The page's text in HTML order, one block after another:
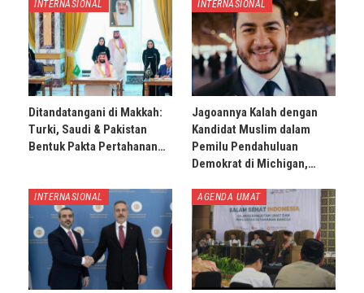
INTERNASIONAL
Ditandatangani di Makkah:
Turki, Saudi & Pakistan
Bentuk Pakta Pertahanan…
INTERNASIONAL
Jagoannya Kalah dengan
Kandidat Muslim dalam
Pemilu Pendahuluan
Demokrat di Michigan,…
INTERNASIONAL AGENDA UMAT